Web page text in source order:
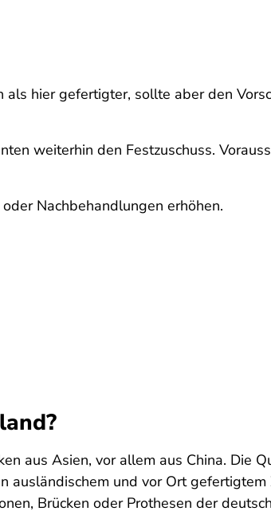
hier gefertigter, sollte aber den
weiterhin den Festzuschuss.
Nachbehandlungen erhöhen.
aus Asien, vor allem aus China. Die
und vor Ort
Brücken oder Prothesen der